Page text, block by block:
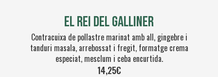
El rei del galliner
Contracuixa de pollastre marinat amb all, gingebre i
tanduri masala, arrebossat i fregit, formatge crema
especiat, mesclum i ceba encurtida.
14,25€